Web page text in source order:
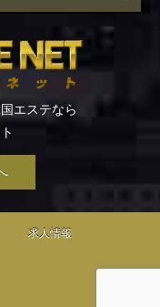
エステなら
求人情報